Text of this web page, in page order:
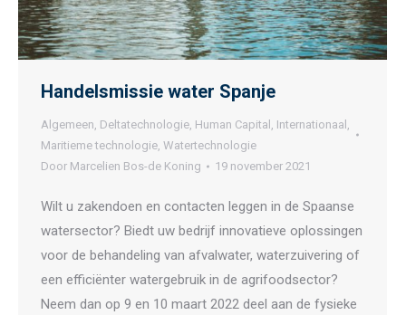
Handelsmissie water Spanje
Algemeen, Deltatechnologie, Human Capital , Internationaal ,
Maritieme technologie, Watertechnologie
Door Marcelien Bos-de Koning 19 november 2021
Wilt u zakendoen en contacten leggen in de Spaanse
watersector? Biedt uw bedrijf innovatieve oplossingen
voor de behandeling van afvalwater, waterzuivering of
een efficiënter watergebruik in de agrifoodsector?
Neem dan op 9 en 10 maart 2022 deel aan de fysieke